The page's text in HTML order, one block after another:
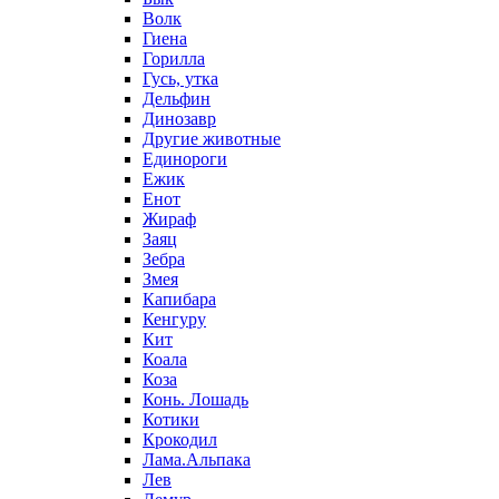
Волк
Гиена
Горилла
Гусь, утка
Дельфин
Динозавр
Другие животные
Единороги
Ежик
Енот
Жираф
Заяц
Зебра
Змея
Капибара
Кенгуру
Кит
Коала
Коза
Конь. Лошадь
Котики
Крокодил
Лама.Альпака
Лев